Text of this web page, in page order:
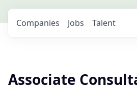
Jobs
Companies Talent
Associate